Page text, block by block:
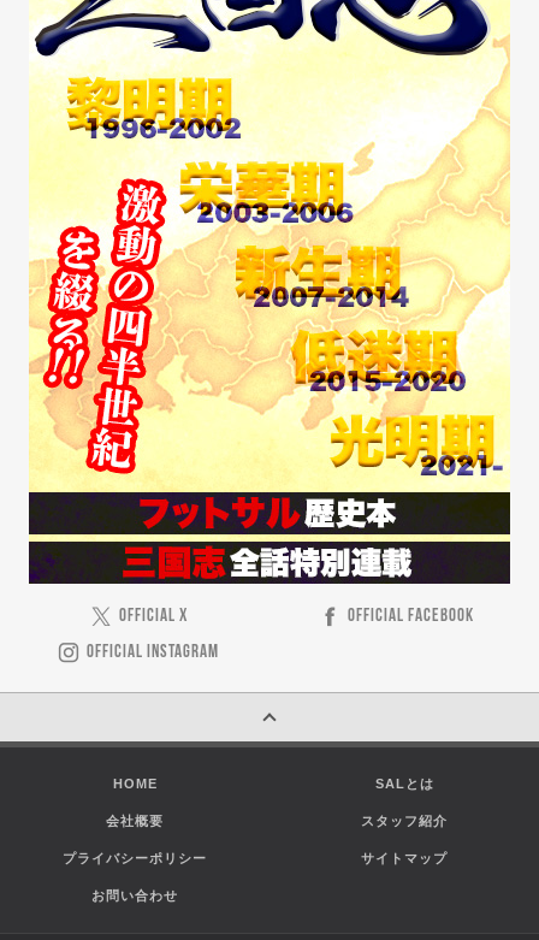
OFFICIAL X
OFFICIAL FACEBOOK
OFFICIAL INSTAGRAM
HOME SALとは
会社概要 スタッフ紹介
プライバシーポリシー サイトマップ
お問い合わせ